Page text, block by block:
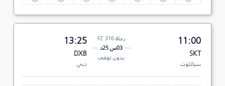
11:00
SKT
سيالكوت
رحلة FZ 316
03س 25د
بدون توقف
13:25
DXB
دبي